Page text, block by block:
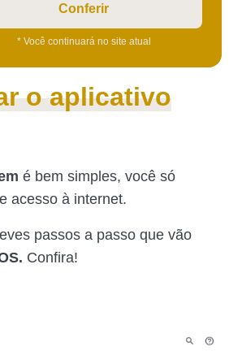
Conferir
* Você continuará no site atual
o aplicativo
é bem simples, você só
acesso à internet.
passos a passo que vão
Confira!